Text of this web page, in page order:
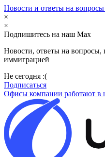
Новости и ответы на
×
×
Подпишитесь на наш Max
Новости, ответы на вопросы,
иммиграцией
Не сегодня :(
Подписаться
Офисы компании работают в